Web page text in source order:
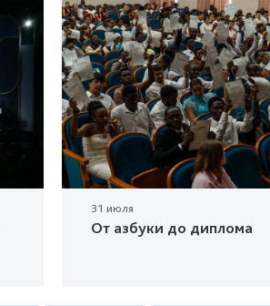
31 июля
От азбуки до диплома